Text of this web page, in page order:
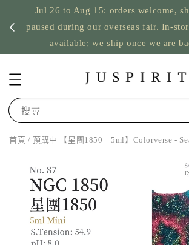
Jul 26 to Aug 15: orders welcome,
paused during our overseas fair. In-
available; we ship once we are
搜尋
首頁 / 預購中 【星團1850｜5ml】Colorverse -